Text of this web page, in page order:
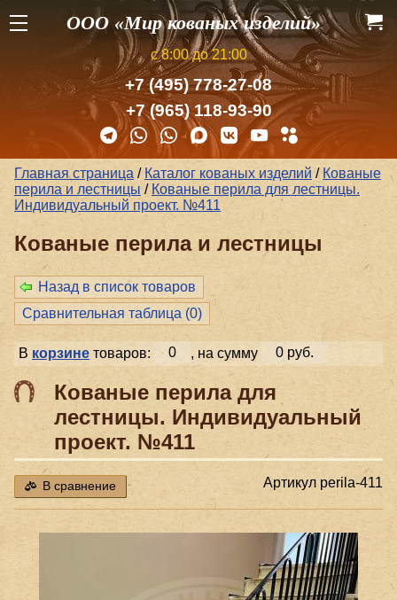
ООО «Мир кованых изделий»
с 8:00 до 21:00
+7 (495) 778-27-08
+7 (965) 118-93-90
Главная страница / Каталог кованых изделий / Кованые
перила и лестницы / Кованые перила для лестницы.
Индивидуальный проект. №411
Кованые перила и лестницы
Назад в список товаров
Сравнительная таблица (0)
В корзинетоваров: 0 , на сумму 0 руб.
Кованые перила для
лестницы. Индивидуальный
проект. №411
В сравнение Артикул perila-411